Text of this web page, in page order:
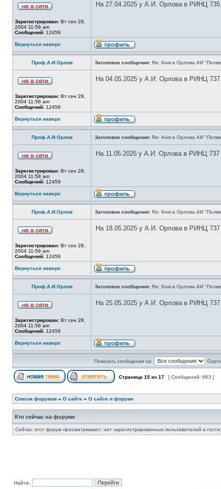
Зарегистрирован: Вт сен 28,
2004 11:58 am
Сообщений: 12459
На 27.04.2025 у А.И. Орлова в РИНЦ 735
Вернуться наверх
Проф.А.И.Орлов Заголовок сообщения: Re: Книга Орлова АИ
Зарегистрирован: Вт сен 28,
2004 11:58 am
Сообщений: 12459
На 04.05.2025 у А.И. Орлова в РИНЦ 737
Вернуться наверх
Проф.А.И.Орлов Заголовок сообщения: Re: Книга Орлова АИ
Зарегистрирован: Вт сен 28,
2004 11:58 am
Сообщений: 12459
На 11.05.2025 у А.И. Орлова в РИНЦ 737
Вернуться наверх
Проф.А.И.Орлов Заголовок сообщения: Re: Книга Орлова АИ
Зарегистрирован: Вт сен 28,
2004 11:58 am
Сообщений: 12459
На 18.05.2025 у А.И. Орлова в РИНЦ 737
Вернуться наверх
Проф.А.И.Орлов Заголовок сообщения: Re: Книга Орлова АИ
Зарегистрирован: Вт сен 28,
2004 11:58 am
Сообщений: 12459
На 25.05.2025 у А.И. Орлова в РИНЦ 737
Вернуться наверх
Показать сообщения за:
Страница 15 из 17 [ Сообщений: 663 ]
Список форумов » О сайте » О сайте и форуме
Кто сейчас на форуме
Сейчас этот форум просматривают: нет зарегистрированных пользователей и
Найти: